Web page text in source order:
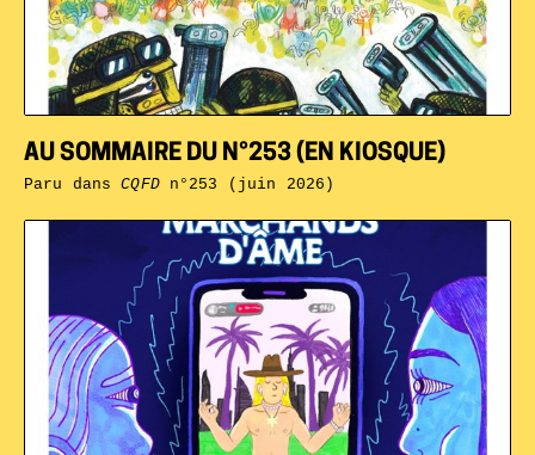
AU SOMMAIRE DU N°253 (EN KIOSQUE)
Paru dansCQFDn°253 (juin 2026)